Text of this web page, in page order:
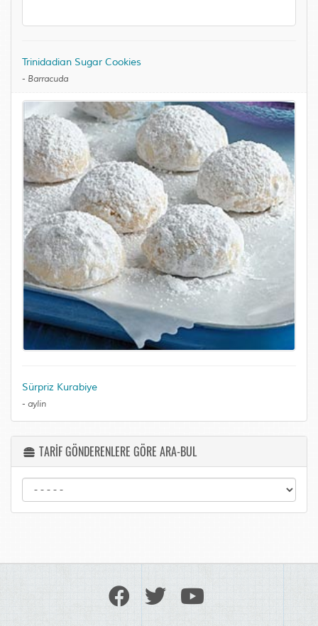
Trinidadian Sugar Cookies
- Barracuda
Sürpriz Kurabiye
- aylin
TARİF GÖNDERENLERE GÖRE ARA-BUL